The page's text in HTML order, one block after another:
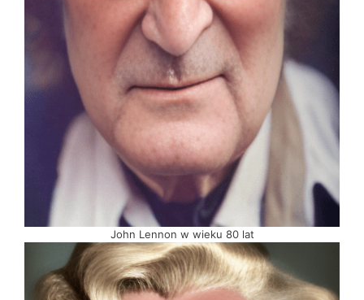
John Lennon w wieku 80 lat